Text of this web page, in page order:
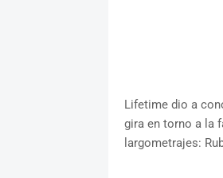
Lifetime dio a
gira en torno a la
largometrajes: